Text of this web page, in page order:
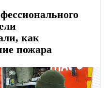
как
пожара